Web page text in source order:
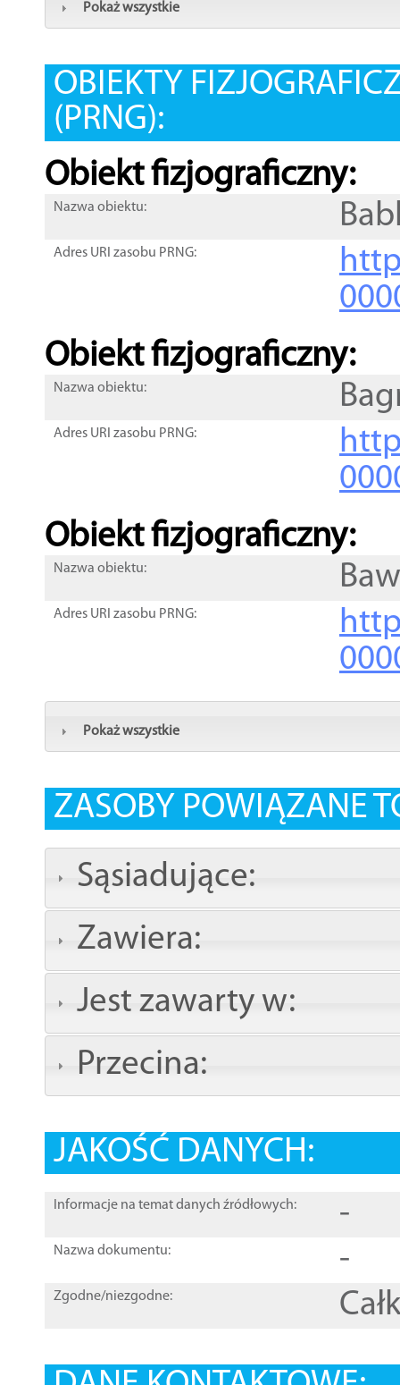
Pokaż wszystkie
OBIEKTY
(PRNG):
Obiekt fizjograficzny:
Nazwa obiektu:
Adres URI zasobu PRNG:
Obiekt fizjograficzny:
Nazwa obiektu:
Adres URI zasobu PRNG:
Obiekt fizjograficzny:
Nazwa obiektu:
Adres URI zasobu PRNG:
Pokaż wszystkie
ZASOBY POWIĄZANE
Sąsiadujące:
Zawiera:
Jest zawarty w:
Przecina:
JAKOŚĆ DANYCH:
Informacje na temat danych źródłowych: -
Nazwa dokumentu: -
Zgodne/niezgodne: